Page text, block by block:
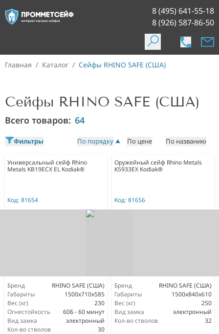
8 (495) 641-55-18
8 (926) 587-86-50
Главная / Каталог / Сейфы RHINO SAFE (США)
Сейфы RHINO SAFE (США)
Всего товаров: 64
Фильтры По порядку По цене По названию
Универсальный сейф Rhino
Metals KB19ECX EL Kodiak®
Код: 81654
Бренд
RHINO SAFE (США)
Габариты
1500х710х585
Вес (кг)
230
Огнестойкость
60Б - 60 минут
Вид замка
электронный
Кол-во стволов
30
Оружейный сейф Rhino Metals
K5933EX Kodiak®
Код: 81656
Бренд
RHINO SAFE (США)
Габариты
1500х840х610
Вес (кг)
250
Вид замка
электронный
Кол-во стволов
32